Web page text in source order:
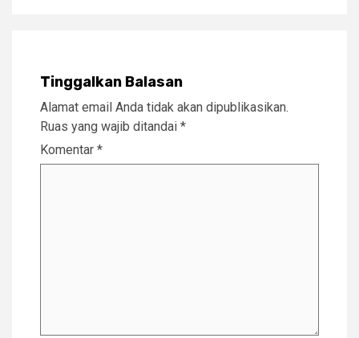
Tinggalkan Balasan
Alamat email Anda tidak akan dipublikasikan.
Ruas yang wajib ditandai *
Komentar *